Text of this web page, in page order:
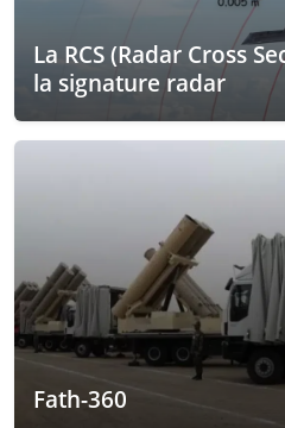
La RCS (Radar Cross
la signature radar
Fath-360